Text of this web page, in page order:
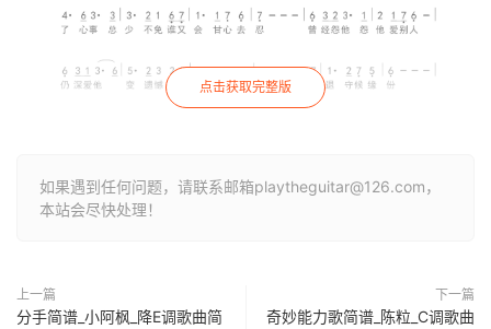
点击获取完整版
如果遇到任何问题，请联系邮箱playtheguitar@126.com，
本站会尽快处理！
上一篇
分手简谱_小阿枫_降E调歌曲简
下一篇
奇妙能力歌简谱_陈粒_C调歌曲